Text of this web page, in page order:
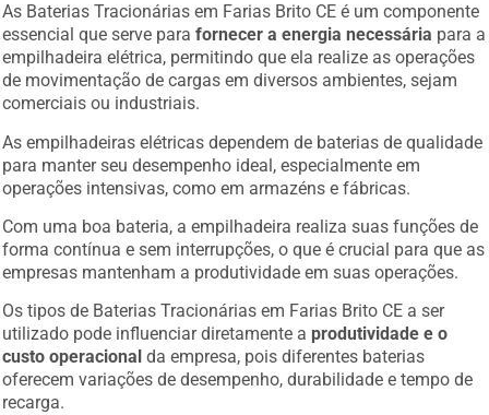
As Baterias Tracionárias em Farias Brito CE é um componente
essencial que serve parafornecer a energia necessária para a
empilhadeira elétrica, permitindo que ela realize as operações
de movimentação de cargas em diversos ambientes, sejam
comerciais ou industriais.
As empilhadeiras elétricas dependem de baterias de qualidade
para manter seu desempenho ideal, especialmente em
operações intensivas, como em armazéns e fábricas.
Com uma boa bateria, a empilhadeira realiza suas funções de
forma contínua e sem interrupções, o que é crucial para que as
empresas mantenham a produtividade em suas operações.
Os tipos de Baterias Tracionárias em Farias Brito CE a ser
utilizado pode influenciar diretamente a produtividade e o
custo operacional da empresa, pois diferentes baterias
oferecem variações de desempenho, durabilidade e tempo de
recarga.